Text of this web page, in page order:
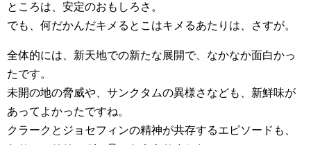
ところは、安定のおもしろさ。
でも、何だかんだキメるとこはキメるあたりは、さすが。
全体的には、新天地での新たな展開で、なかなか面白かっ
たです。
未開の地の脅威や、サンクタムの異様さなども、新鮮味が
あってよかったですね。
クラークとジョセフィンの精神が共存するエピソードも、